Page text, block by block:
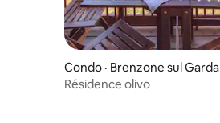
Condo · Brenzone sul Garda
Résidence olivo